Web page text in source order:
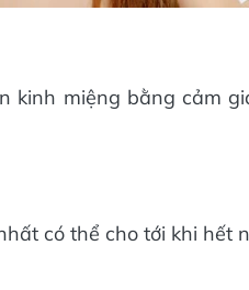
kinh miệng bằng cảm
có thể cho tới khi hết